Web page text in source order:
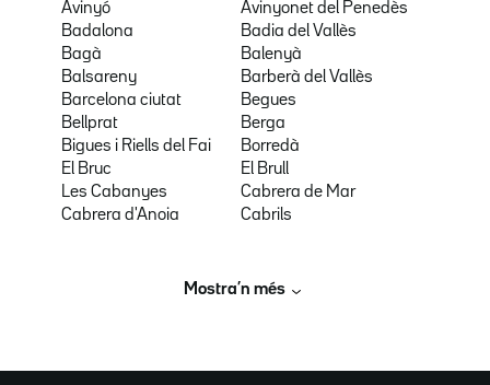
Avinyó
Avinyonet del Penedès
Badalona
Badia del Vallès
Bagà
Balenyà
Balsareny
Barberà del Vallès
Barcelona ciutat
Begues
Bellprat
Berga
Bigues i Riells del Fai
Borredà
El Bruc
El Brull
Les Cabanyes
Cabrera de Mar
Cabrera d'Anoia
Cabrils
Mostra’n més